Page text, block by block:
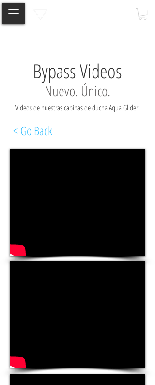
Bypass Videos
Nuevo. Único.
Videos de nuestras cabinas de ducha Aqua Glider.
< Go Back